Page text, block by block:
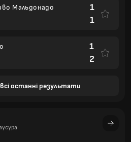
Мальдонадо
1
1
1
2
останні результати